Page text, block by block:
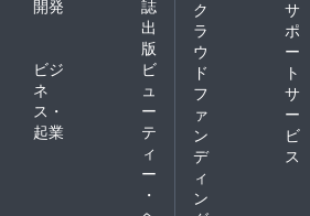
開発
誌
出
版
ビジ
ネ
ス・
起業
ビ
ュ
ー
テ
ィ
ー
・
ク
ラ
ウ
ド
フ
ァ
ン
デ
ィ
ン
サ
ポ
ー
ト
サ
ー
ビ
ス